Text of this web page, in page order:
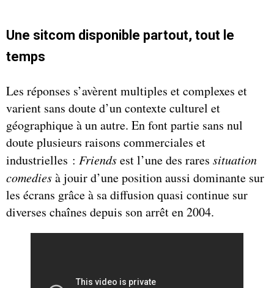
Une sitcom disponible partout, tout le
temps
Les réponses s’avèrent multiples et complexes et
varient sans doute d’un contexte culturel et
géographique à un autre. En font partie sans nul
doute plusieurs raisons commerciales et
industrielles : Friendsest l’une des rares situation
comediesà jouir d’une position aussi dominante sur
les écrans grâce à sa diffusion quasi continue sur
diverses chaînes depuis son arrêt en 2004.